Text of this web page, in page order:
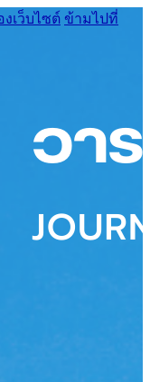
เว็บไซต์ ข้ามไปที่